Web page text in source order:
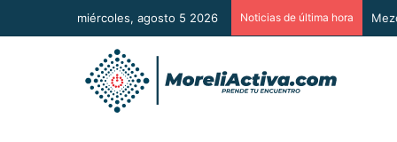
miércoles, agosto 5 2026 Noticias de última hora